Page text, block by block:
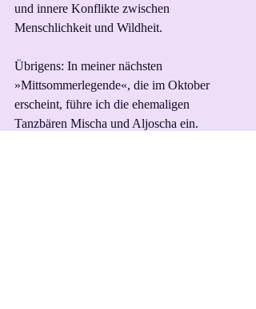
und innere Konflikte zwischen
Menschlichkeit und Wildheit.
Übrigens: In meiner nächsten
»Mittsommerlegende«, die im Oktober
erscheint, führe ich die ehemaligen
Tanzbären Mischa und Aljoscha ein.